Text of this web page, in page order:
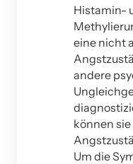
Histamin-
eine nicht
andere
können
Um die